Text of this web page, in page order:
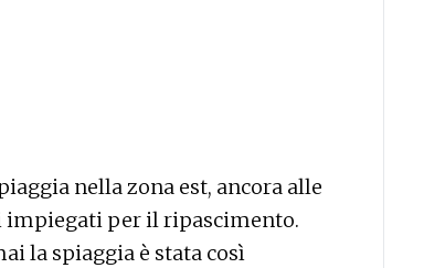
nella zona est, ancora alle
impiegati per il ripascimento.
la spiaggia è stata così